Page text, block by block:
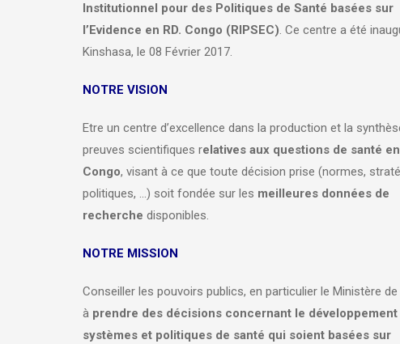
Institutionnel pour des Politiques de Santé basées sur
l’Evidence en RD. Congo (RIPSEC). Ce centre a été
Kinshasa, le 08 Février 2017.
NOTRE VISION
Etre un centre d’excellence dans la production et la
preuves scientifiques relatives aux questions de santé en
Congo, visant à ce que toute décision prise (normes,
politiques, …) soit fondée sur les meilleures données de
recherche disponibles.
NOTRE MISSION
Conseiller les pouvoirs publics, en particulier le Ministère de
à prendre des décisions concernant le développement
systèmes et politiques de santé qui soient basées sur